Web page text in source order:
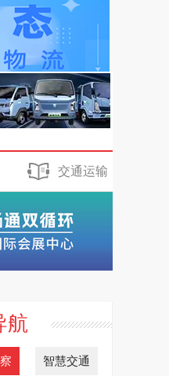
交通运输
航
智慧交通